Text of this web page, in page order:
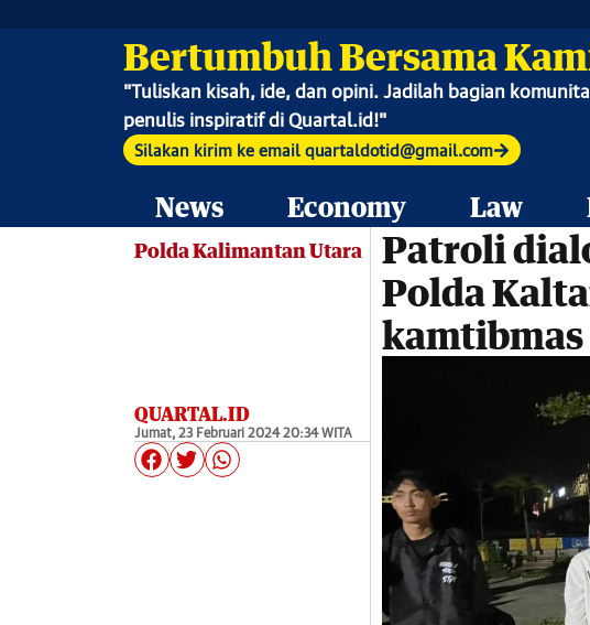
Bertumbuh Bersama
"Tuliskan kisah, ide, dan opini. Jadilah bagian
penulis inspiratif di Quartal.id!"
Silakan kirim ke email quartaldotid@gmail.com
News Economy Law
Polda Kalimantan Utara
QUARTAL.ID
Jumat, 23 Februari 2024 20:34 WITA
Patroli
Polda
kamtibmas